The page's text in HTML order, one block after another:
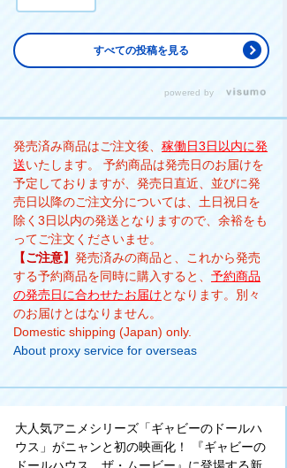
家🏠 フィギュア
13個入っている
から買ってすぐ
遊べるのもうれ
しいポイント✨
みんなも遊んで
みてね〜！ ＼
Everyone
should give it a
try！／ #タカラ
トミー #ギャビ
ーのドールハウ
ス #takaratomy
すべての投稿を見る
powered by
発売済み商品はご注文後、 稼働日3日以内に発
送いたします。 予約商品は発売日のお届けを
予定しておりますが、発売日直近、並びに発
売日以降のご注文分については、土日祝日を
除く3日以内の発送となりますので、余裕をも
ってご注文くださいませ。
【ご注意】 発売済みの商品と、これから発売
する予約商品を同時に購入すると、 予約商品
の発売日に合わせたお届けとなります。別々
のお届けとはなりません。
Domestic shipping (Japan) only.
About proxy service for overseas
大人気アニメシリーズ「ギャビーのドールハ
ウス」がニャンと初の映画化！ 『ギャビーの
ドールハウス ザ・ムービー』に登場する新